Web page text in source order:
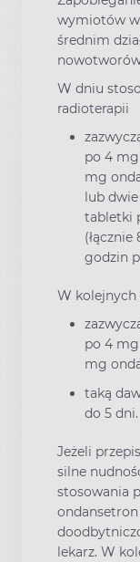
wymiotów
średnim
W dniu
radioterapii
po 4 mg
mg
lub
tabletki
godzin
W kolejnych
po 4 mg
mg
taką
do 5 dni.
Jeżeli
silne
stosowania
lekarz. W